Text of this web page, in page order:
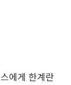
에게 한계란